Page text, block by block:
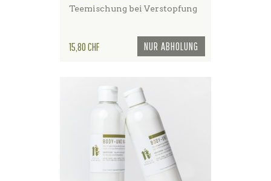
Teemischung bei Verstopfung
NUR ABHOLUNG
Preis
15,80 CHF